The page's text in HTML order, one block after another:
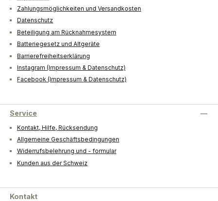
Zahlungsmöglichkeiten und Versandkosten
Datenschutz
Beteiligung am Rücknahmesystem
Batteriegesetz und Altgeräte
Barrierefreiheitserklärung
Instagram (Impressum & Datenschutz)
Facebook (Impressum & Datenschutz)
Service
Kontakt, Hilfe, Rücksendung
Allgemeine Geschäftsbedingungen
Widerrufsbelehrung und - formular
Kunden aus der Schweiz
Kontakt